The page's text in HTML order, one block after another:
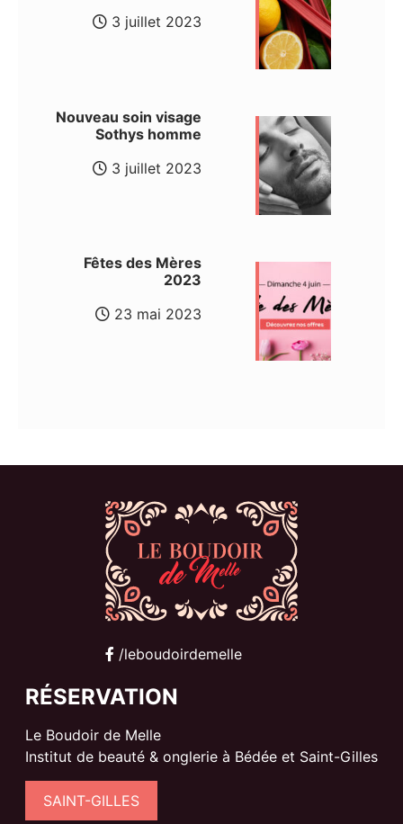
3 juillet 2023
Nouveau soin visage
Sothys homme
3 juillet 2023
Fêtes des Mères
2023
23 mai 2023
/leboudoirdemelle
RÉSERVATION
Le Boudoir de Melle
Institut de beauté & onglerie à Bédée et Saint-Gilles
SAINT-GILLES